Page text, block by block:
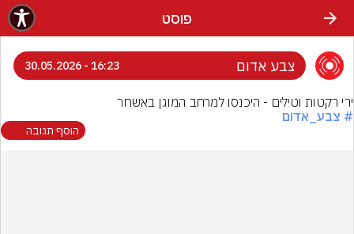
פוסט
צבע אדום 16:23 - 30.05.2026
ירי רקטות וטילים - היכנסו למרחב המוגן באשחר
# צבע_אדום
הוסף תגובה